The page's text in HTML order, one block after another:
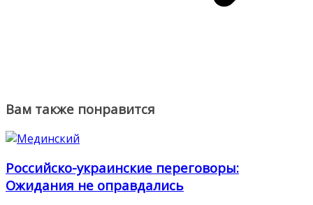
Вам также понравится
Российско-украинские переговоры:
Ожидания не оправдались